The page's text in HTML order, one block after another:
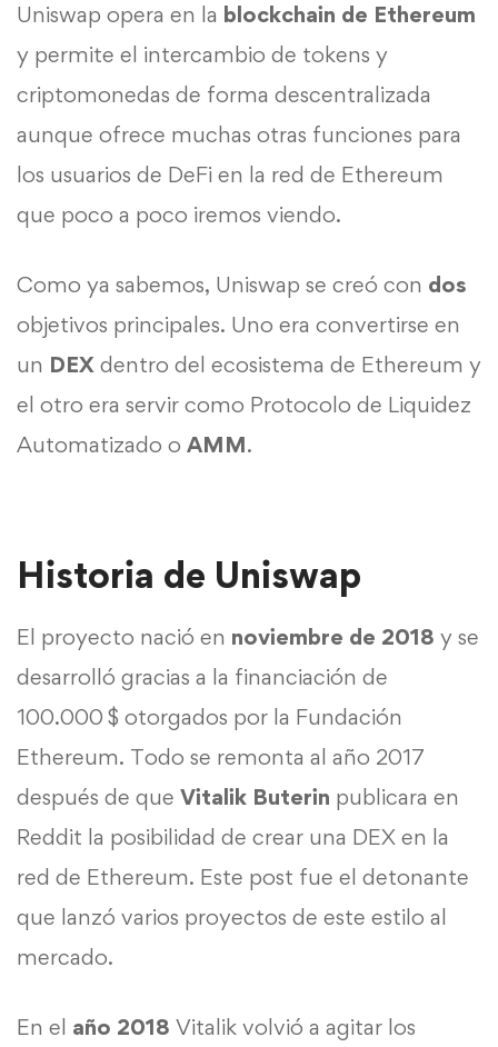
Uniswap opera en la blockchain de Ethereum
y permite el intercambio de tokens y
criptomonedas de forma descentralizada
aunque ofrece muchas otras funciones para
los usuarios de DeFi en la red de Ethereum
que poco a poco iremos viendo.
Como ya sabemos, Uniswap se creó con dos
objetivos principales. Uno era convertirse en
un DEX dentro del ecosistema de Ethereum y
el otro era servir como Protocolo de Liquidez
Automatizado o AMM.
Historia de Uniswap
El proyecto nació en noviembre de 2018 y se
desarrolló gracias a la financiación de
100.000 $ otorgados por la Fundación
Ethereum. Todo se remonta al año 2017
después de que Vitalik Buterin publicara en
Reddit la posibilidad de crear una DEX en la
red de Ethereum. Este post fue el detonante
que lanzó varios proyectos de este estilo al
mercado.
En el año 2018 Vitalik volvió a agitar los